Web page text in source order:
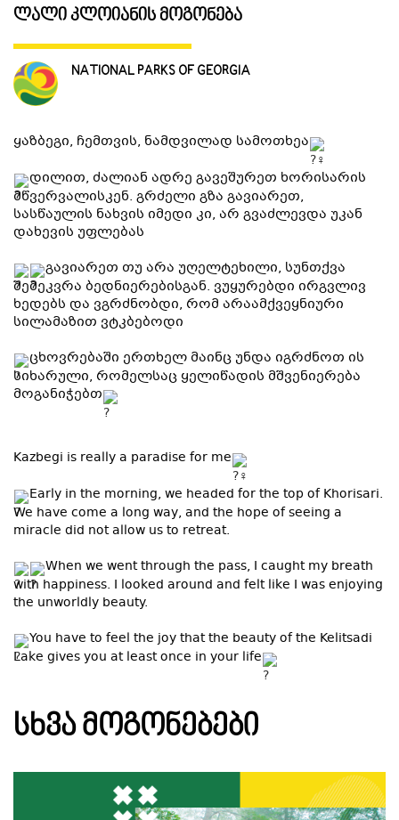
ᲒᲐᲜᲗᲐᲕᲡᲔᲑᲐ ᲓᲐ ᲙᲕᲔᲑᲐ
ᲡᲐᲧᲘᲓᲔᲚᲘ ᲜᲘᲕᲗᲔᲑᲘ
ლალი კლოიანის მოგონება
NATIONAL PARKS OF GEORGIA
ყაზბეგი, ჩემთვის, ნამდვილად სამოთხეა
დილით, ძალიან ადრე გავეშურეთ ხორისარის
მწვერვალისკენ. გრძელი გზა გავიარეთ,
სასწაულის ნახვის იმედი კი, არ გვაძლევდა უკან
დახევის უფლებას
გავიარეთ თუ არა უღელტეხილი, სუნთქვა
შემეკვრა ბედნიერებისგან. ვუყურებდი ირგვლივ
ხედებს და ვგრძნობდი, რომ არაამქვეყნიური
სილამაზით ვტკბებოდი
ცხოვრებაში ერთხელ მაინც უნდა იგრძნოთ ის
სიხარული, რომელსაც ყელიწადის მშვენიერება
მოგანიჭებთ
Kazbegi is really a paradise for me
Early in the morning, we headed for the top of Khorisari.
We have come a long way, and the hope of seeing a
miracle did not allow us to retreat.
When we went through the pass, I caught my breath
with happiness. I looked around and felt like I was enjoying
the unworldly beauty.
You have to feel the joy that the beauty of the Kelitsadi
Lake gives you at least once in your life
ᲡᲮᲕᲐ ᲛᲝᲒᲝᲜᲔᲑᲔᲑᲘ